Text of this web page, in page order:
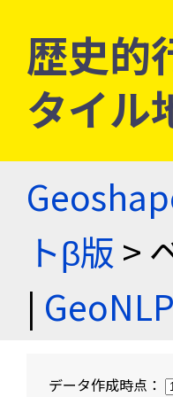
歴史的
タイル
トβ版 >
| GeoNLP
データ作成時点：